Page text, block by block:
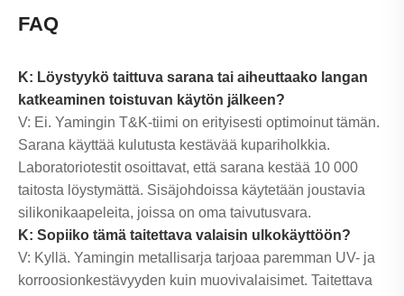
FAQ
K: Löystyykö taittuva sarana tai aiheuttaako langan
katkeaminen toistuvan käytön jälkeen?
V: Ei. Yamingin T&K-tiimi on erityisesti optimoinut tämän.
Sarana käyttää kulutusta kestävää kupariholkkia.
Laboratoriotestit osoittavat, että sarana kestää 10 000
taitosta löystymättä. Sisäjohdoissa käytetään joustavia
silikonikaapeleita, joissa on oma taivutusvara.
K: Sopiiko tämä taitettava valaisin ulkokäyttöön?
V: Kyllä. Yamingin metallisarja tarjoaa paremman UV- ja
korroosionkestävyyden kuin muovivalaisimet. Taitettava